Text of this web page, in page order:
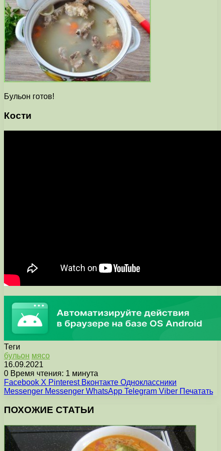
Бульон готов!
Кости
Теги
бульон мясо
16.09.2021
0 Время чтения: 1 минута
Facebook X Pinterest Вконтакте Одноклассники
Messenger Messenger WhatsApp Telegram Viber Печатать
ПОХОЖИЕ СТАТЬИ